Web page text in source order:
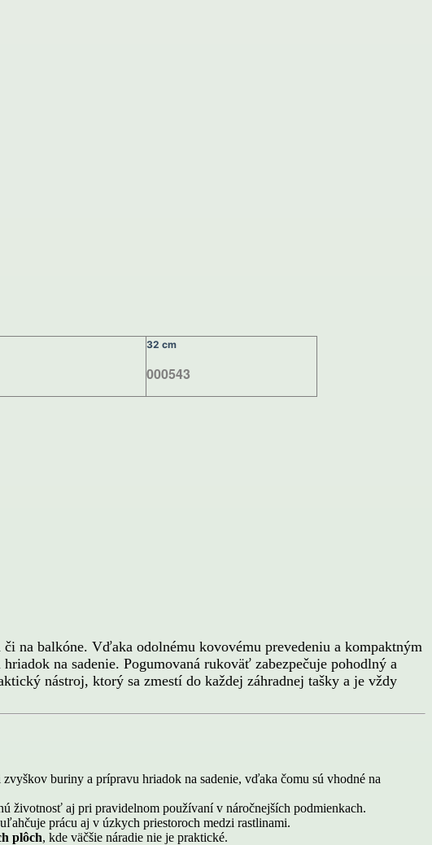
32 cm
000543
na balkóne. Vďaka odolnému kovovému prevedeniu a kompaktným
na sadenie. Pogumovaná rukoväť zabezpečuje pohodlný a
nástroj, ktorý sa zmestí do každej záhradnej tašky a je vždy
buriny a prípravu hriadok na sadenie, vďaka čomu sú vhodné na
životnosť aj pri pravidelnom používaní v náročnejších podmienkach.
prácu aj v úzkych priestoroch medzi rastlinami.
plôch, kde väčšie náradie nie je praktické.